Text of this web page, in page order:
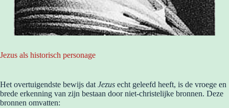
Jezus als historisch personage
Het overtuigendste bewijs dat Jezus echt geleefd heeft, is de vroege en
brede erkenning van zijn bestaan door niet-christelijke bronnen. Deze
bronnen omvatten: